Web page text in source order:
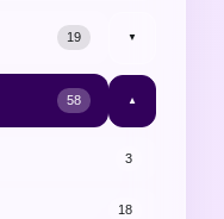
19 ▼
58 ▼
3
18